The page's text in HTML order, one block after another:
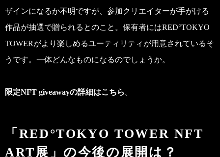
ザインになるか不明ですが、参加クリエイターが手がける
作品が抽選で贈られるとのこと。保有者にはRED°TOKYO
TOWERがより楽しめるユーティリティが用意されているそ
うです。一体どんなものになるのでしょうか。
限定NFT giveawayの詳細はこちら。
「RED°TOKYO TOWER NFT
ART展」の今後の展開は？